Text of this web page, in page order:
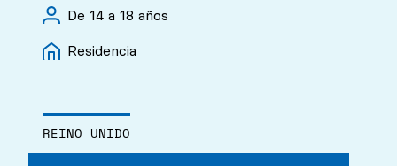
De 14 a 18 años
Residencia
REINO UNIDO